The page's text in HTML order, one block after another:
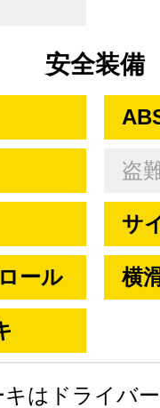
安全装備
盗
サ
ール 横
はドライバ